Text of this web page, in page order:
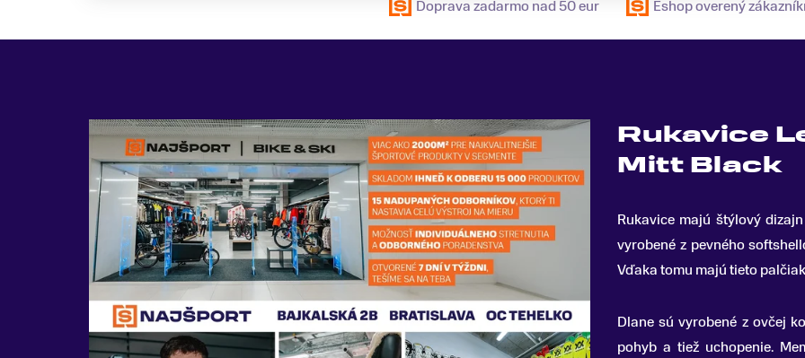
Doprava zadarmo nad 50 eur Eshop overený
Rukavice
Mitt Black
Rukavice majú štýlový
vyrobené z pevného
Vďaka tomu majú tieto
Dlane sú vyrobené z ovčej
pohyb a tiež uchopenie.